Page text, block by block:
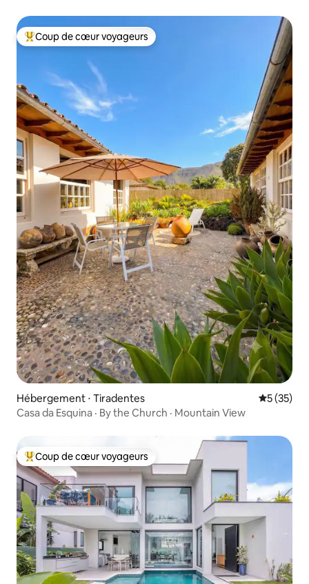
Coups de cœur voyageurs les plus appréciés
Coup de cœur voyageurs
Hébergement ⋅ Tiradentes
5 (35)
Casa da Esquina · By the Church · Mountain View
Coups de cœur voyageurs les plus appréciés
Coup de cœur voyageurs